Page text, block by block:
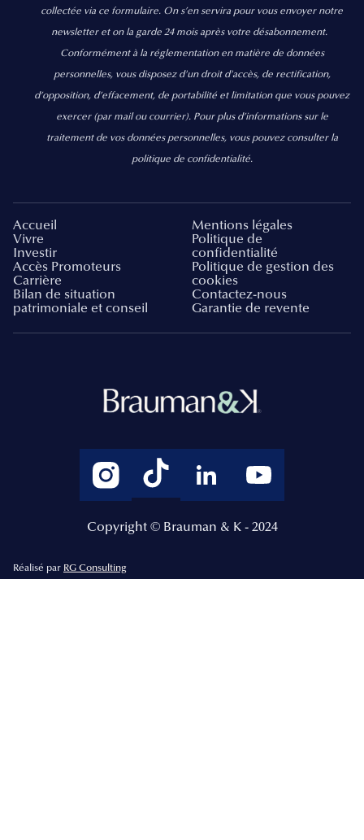
collectée via ce formulaire. On s’en servira pour vous envoyer notre
newsletter et on la garde 24 mois après votre désabonnement.
Conformément à la réglementation en matière de données
personnelles, vous disposez d'un droit d'accès, de rectification,
d’opposition, d’effacement, de portabilité et limitation que vous pouvez
exercer (par mail ou courrier). Pour plus d’informations sur le
traitement de vos données personnelles, vous pouvez consulter la
politique de confidentialité.
Accueil
Vivre
Investir
Accès Promoteurs
Carrière
Bilan de situation
patrimoniale et conseil
Mentions légales
Politique de
confidentialité
Politique de gestion des
cookies
Contactez-nous
Garantie de revente
Copyright © Brauman & K - 2024
Réalisé par RG Consulting